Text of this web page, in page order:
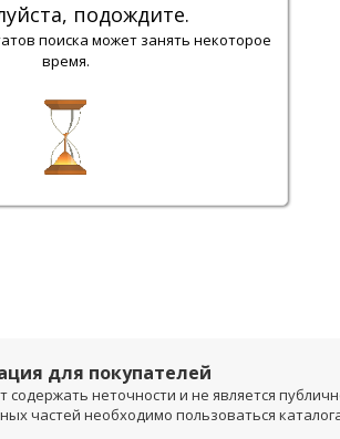
подождите.
поиска может занять некоторое
время.
для покупателей
неточности и не является
частей необходимо пользоваться